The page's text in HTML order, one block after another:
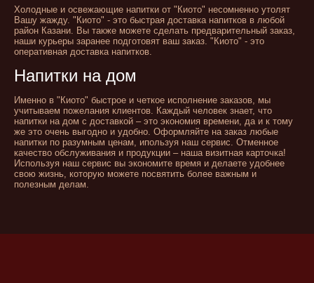
Холодные и освежающие напитки от "Киото" несомненно утолят
Вашу жажду. "Киото" - это быстрая доставка напитков в любой
район Казани. Вы также можете сделать предварительный заказ,
наши курьеры заранее подготовят ваш заказ. "Киото" - это
оперативная доставка напитков.
Напитки на дом
Именно в "Киото" быстрое и четкое исполнение заказов, мы
учитываем пожелания клиентов. Каждый человек знает, что
напитки на дом с доставкой – это экономия времени, да и к тому
же это очень выгодно и удобно. Оформляйте на заказ любые
напитки по разумным ценам, ипользуя наш сервис. Отменное
качество обслуживания и продукции – наша визитная карточка!
Используя наш сервис вы экономите время и делаете удобнее
свою жизнь, которую можете посвятить более важным и
полезным делам.